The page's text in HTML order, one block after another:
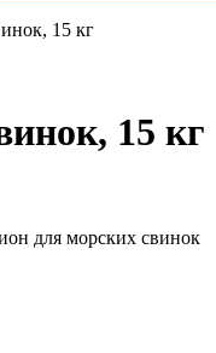
15 кг
15 кг
для морских свинок